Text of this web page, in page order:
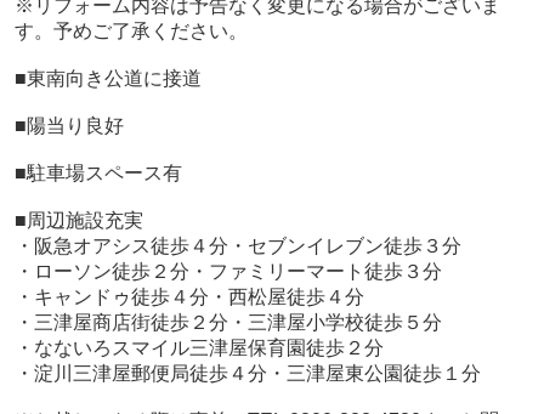
※リフォーム内容は予告なく変更になる場合がございま
す。予めご了承ください。
■東南向き公道に接道
■陽当り良好
■駐車場スペース有
■周辺施設充実
・阪急オアシス徒歩４分・セブンイレブン徒歩３分
・ローソン徒歩２分・ファミリーマート徒歩３分
・キャンドゥ徒歩４分・西松屋徒歩４分
・三津屋商店街徒歩２分・三津屋小学校徒歩５分
・なないろスマイル三津屋保育園徒歩２分
・淀川三津屋郵便局徒歩４分・三津屋東公園徒歩１分